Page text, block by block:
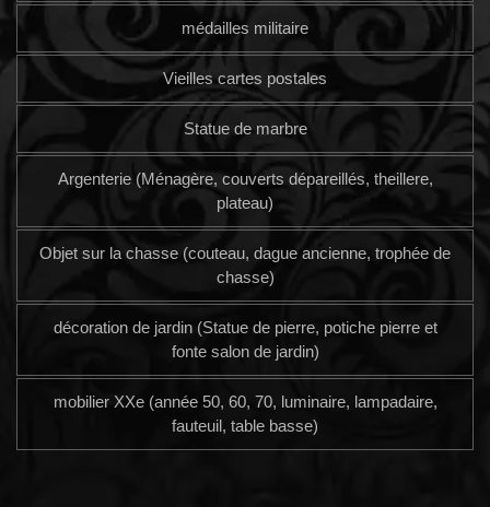
médailles militaire
Vieilles cartes postales
Statue de marbre
Argenterie (Ménagère, couverts dépareillés, theillere,
plateau)
Objet sur la chasse (couteau, dague ancienne, trophée de
chasse)
décoration de jardin (Statue de pierre, potiche pierre et
fonte salon de jardin)
mobilier XXe (année 50, 60, 70, luminaire, lampadaire,
fauteuil, table basse)